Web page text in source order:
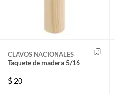
CLAVOS NACIONALES
Taquete de madera 5/16
$ 20